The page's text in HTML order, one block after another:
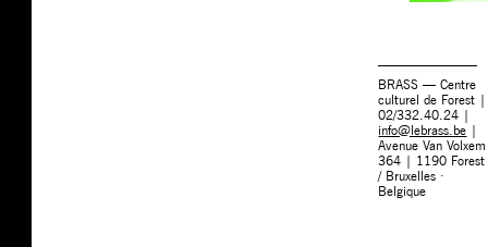
BRASS — Centre
culturel de Forest |
02/332.40.24 |
info@lebrass.be |
Avenue Van Volxem
364 | 1190 Forest
/ Bruxelles ·
Belgique